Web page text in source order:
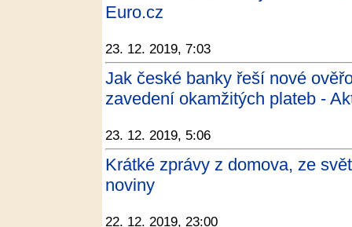
Euro.cz
23. 12. 2019, 7:03
Jak české banky řeší nové
zavedení okamžitých plateb -
23. 12. 2019, 5:06
Krátké zprávy z domova, ze
noviny
22. 12. 2019, 23:00